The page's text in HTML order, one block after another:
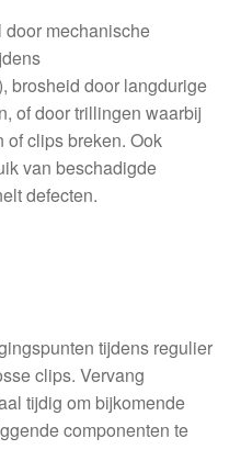
mechanische
brosheid door langdurige
of door trillingen waarbij
of clips breken. Ook
van beschadigde
defecten.
tijdens regulier
clips. Vervang
tijdig om bijkomende
componenten te